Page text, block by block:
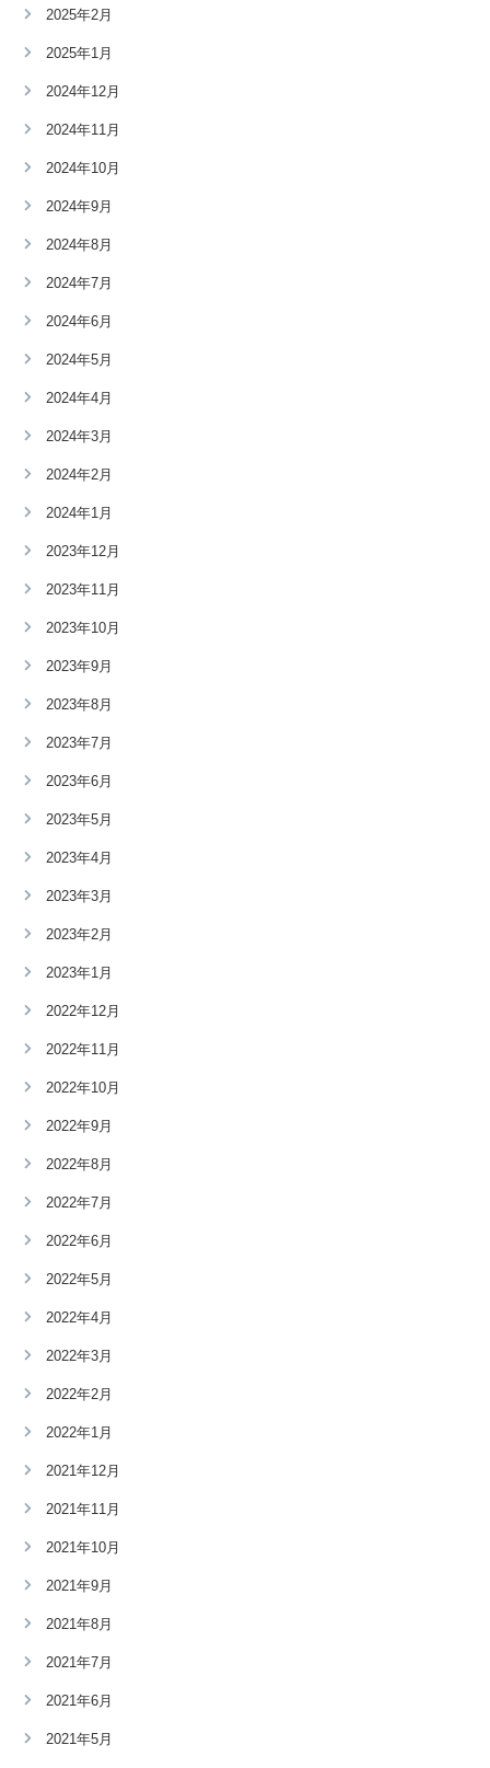
2025年2月
2025年1月
2024年12月
2024年11月
2024年10月
2024年9月
2024年8月
2024年7月
2024年6月
2024年5月
2024年4月
2024年3月
2024年2月
2024年1月
2023年12月
2023年11月
2023年10月
2023年9月
2023年8月
2023年7月
2023年6月
2023年5月
2023年4月
2023年3月
2023年2月
2023年1月
2022年12月
2022年11月
2022年10月
2022年9月
2022年8月
2022年7月
2022年6月
2022年5月
2022年4月
2022年3月
2022年2月
2022年1月
2021年12月
2021年11月
2021年10月
2021年9月
2021年8月
2021年7月
2021年6月
2021年5月